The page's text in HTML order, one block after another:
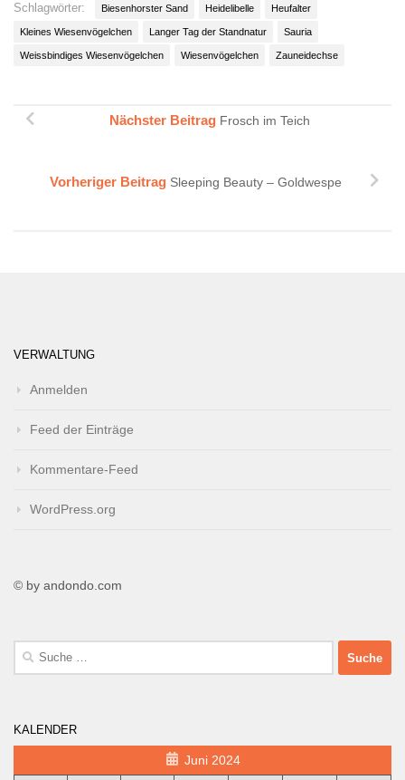
Schlagwörter: Biesenhorster Sand Heidelibelle Heufalter
Kleines Wiesenvögelchen Langer Tag der Standnatur Sauria
Weissbindiges Wiesenvögelchen Wiesenvögelchen Zauneidechse
Nächster Beitrag Frosch im Teich
Vorheriger Beitrag Sleeping Beauty – Goldwespe
VERWALTUNG
Anmelden
Feed der Einträge
Kommentare-Feed
WordPress.org
© by andondo.com
Suche
nach:
KALENDER
Juni 2024